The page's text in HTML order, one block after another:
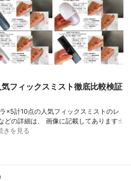
フィックスミスト徹底比較検証
×5計10点の人気フィックスミストのレ
どの詳細は、 画像に記載してあります☝︎
きを見る